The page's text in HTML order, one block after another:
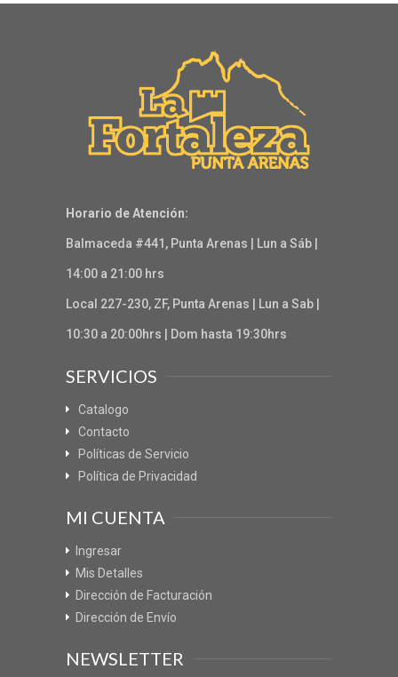
Horario de Atención:
Balmaceda #441, Punta Arenas | Lun a Sáb |
14:00 a 21:00 hrs
Local 227-230, ZF, Punta Arenas | Lun a Sab |
10:30 a 20:00hrs | Dom hasta 19:30hrs
SERVICIOS
Catalogo
Contacto
Políticas de Servicio
Política de Privacidad
MI CUENTA
Ingresar
Mis Detalles
Dirección de Facturación
Dirección de Envío
NEWSLETTER